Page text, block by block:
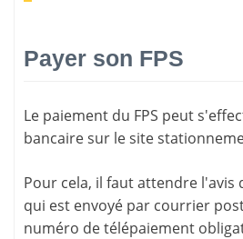
Payer son FPS
Le paiement du FPS peut
bancaire sur le site
Pour cela, il faut attendre l'avis
qui est envoyé par courrier
numéro de télépaiement